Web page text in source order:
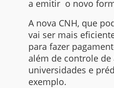
a emitir o novo
A nova CNH, que
vai ser mais
para fazer
além de controle de
universidades e
exemplo.